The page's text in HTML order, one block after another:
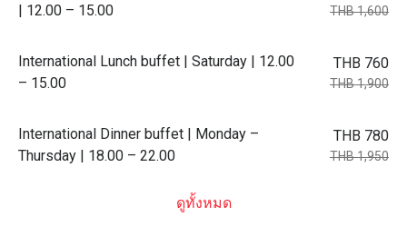
| 12.00 – 15.00
THB 1,600
International Lunch buffet | Saturday | 12.00
– 15.00
THB 760
THB 1,900
International Dinner buffet | Monday –
Thursday | 18.00 – 22.00
THB 780
THB 1,950
ดูทั้งหมด